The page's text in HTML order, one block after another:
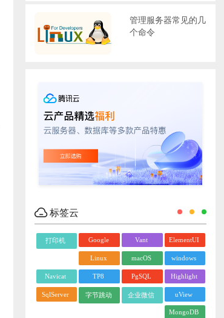
管理服务器常见的几
个命令
标签云
打印机 Google Vant ElementUI
Linux macOS windows
Navicat TP8 PgSQL Highlight
SqlServer 字节跳动 企业微信 uView
MongoDB